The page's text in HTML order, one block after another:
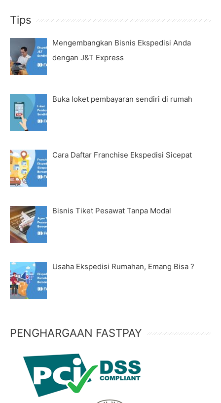
Tips
Mengembangkan Bisnis Ekspedisi Anda
dengan J&T Express
Buka loket pembayaran sendiri di rumah
Cara Daftar Franchise Ekspedisi Sicepat
Bisnis Tiket Pesawat Tanpa Modal
Usaha Ekspedisi Rumahan, Emang Bisa ?
PENGHARGAAN FASTPAY